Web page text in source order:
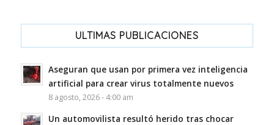
ULTIMAS PUBLICACIONES
Aseguran que usan por primera vez inteligencia
artificial para crear virus totalmente nuevos
8 agosto, 2026 - 4:00 am
Un automovilista resultó herido tras chocar